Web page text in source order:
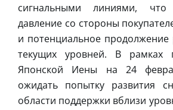
сигнальными линиями, что
давление со стороны
и потенциальное продолжение
текущих уровней. В рамках
Японской Иены на 24
ожидать попытку развития
области поддержки вблизи